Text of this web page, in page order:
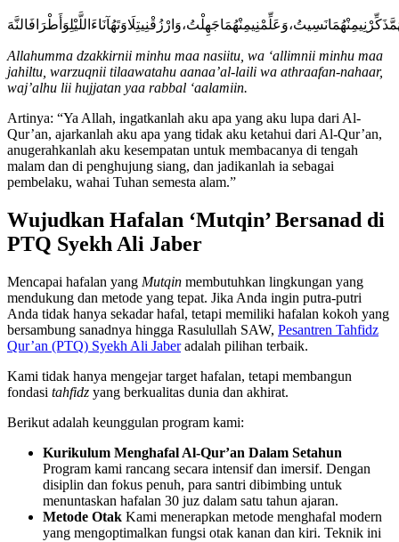
Allahumma dzakkirnii minhu maa nasiitu, wa ‘allimnii minhu maa
jahiltu, warzuqnii tilaawatahu aanaa’al-laili wa athraafan-nahaar,
waj’alhu lii hujjatan yaa rabbal ‘aalamiin.
Artinya: “Ya Allah, ingatkanlah aku apa yang aku lupa dari Al-
Qur’an, ajarkanlah aku apa yang tidak aku ketahui dari Al-Qur’an,
anugerahkanlah aku kesempatan untuk membacanya di tengah
malam dan di penghujung siang, dan jadikanlah ia sebagai
pembelaku, wahai Tuhan semesta alam.”
Wujudkan Hafalan ‘Mutqin’ Bersanad di
PTQ Syekh Ali Jaber
Mencapai hafalan yang Mutqin membutuhkan lingkungan yang
mendukung dan metode yang tepat. Jika Anda ingin putra-putri
Anda tidak hanya sekadar hafal, tetapi memiliki hafalan kokoh yang
bersambung sanadnya hingga Rasulullah SAW, Pesantren Tahfidz
Qur’an (PTQ) Syekh Ali Jaberadalah pilihan terbaik.
Kami tidak hanya mengejar target hafalan, tetapi membangun
fondasi tahfidz yang berkualitas dunia dan akhirat.
Berikut adalah keunggulan program kami:
Kurikulum Menghafal Al-Qur’an Dalam Setahun
Program kami rancang secara intensif dan imersif. Dengan
disiplin dan fokus penuh, para santri dibimbing untuk
menuntaskan hafalan 30 juz dalam satu tahun ajaran.
Metode Otak Kami menerapkan metode menghafal modern
yang mengoptimalkan fungsi otak kanan dan kiri. Teknik ini